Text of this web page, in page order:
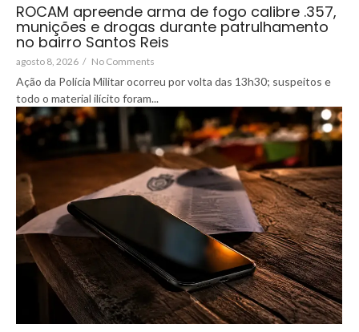
ROCAM apreende arma de fogo calibre .357,
munições e drogas durante patrulhamento
no bairro Santos Reis
agosto 8, 2026 / No Comments
Ação da Polícia Militar ocorreu por volta das 13h30; suspeitos e
todo o material ilícito foram...